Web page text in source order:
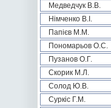
Медведчук В.В.
Німченко В.І.
Папієв М.М.
Пономарьов О.С.
Пузанов О.Г.
Скорик М.Л.
Солод Ю.В.
Суркіс Г.М.